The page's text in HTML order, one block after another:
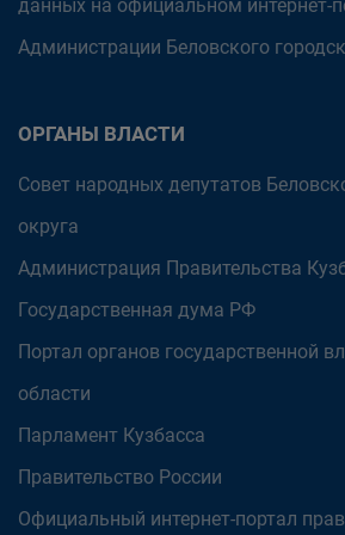
данных на официальном интернет-
Администрации Беловского
ОРГАНЫ ВЛАСТИ
Совет народных депутатов
округа
Администрация Правительства
Государственная дума РФ
Портал органов государственной
области
Парламент Кузбасса
Правительство России
Официальный интернет-портал